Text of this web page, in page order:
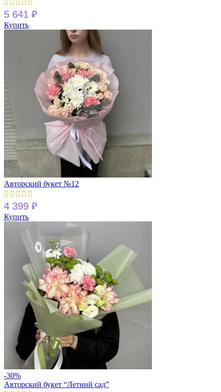
5 641 ₽
Купить
Авторский букет №12
4 399 ₽
Купить
-30%
Авторский букет “Летний сад”